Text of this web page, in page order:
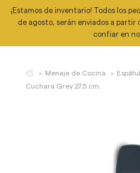
¡Estamos de inventario! Todos los
de agosto, serán enviados a partir
confiar en
Menaje de Cocina
Cuchara Grey 27,5 cm.